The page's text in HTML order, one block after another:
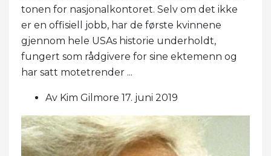
tonen for nasjonalkontoret. Selv om det ikke
er en offisiell jobb, har de første kvinnene
gjennom hele USAs historie underholdt,
fungert som rådgivere for sine ektemenn og
har satt motetrender ...
Av Kim Gilmore 17. juni 2019